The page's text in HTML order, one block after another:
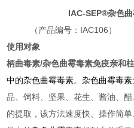
IAC-SEP®杂色
（产品编号： IAC106）
使用对象
柄曲毒素/杂色曲霉毒素免疫亲和
中的杂色曲霉毒素。杂色曲霉毒素
品、饲料、坚果、花生、酱油、
的提取，该方法速度快、操作简